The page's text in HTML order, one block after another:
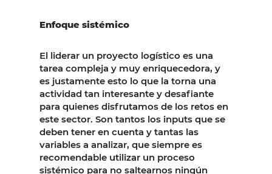
Enfoque sistémico
El liderar un proyecto logístico es una
tarea compleja y muy enriquecedora, y
es justamente esto lo que la torna una
actividad tan interesante y desafiante
para quienes disfrutamos de los retos en
este sector. Son tantos los inputs que se
deben tener en cuenta y tantas las
variables a analizar, que siempre es
recomendable utilizar un proceso
sistémico para no saltearnos ningún